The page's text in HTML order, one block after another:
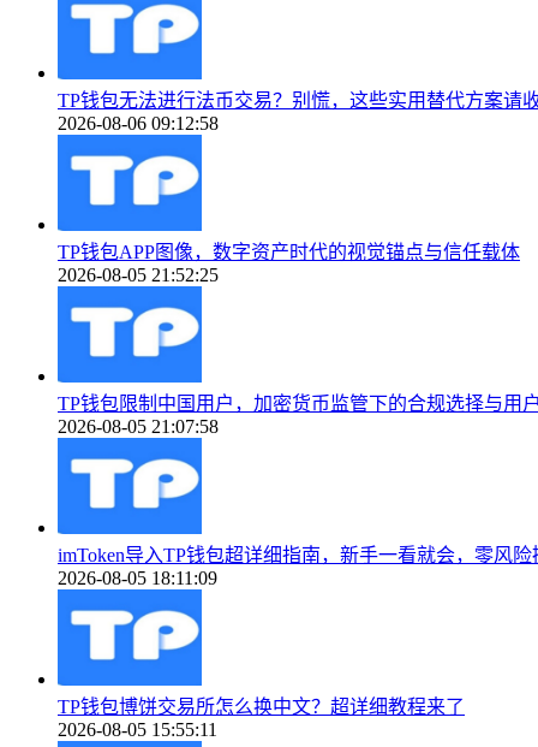
TP钱包无法进行法币交易？别慌，这些实用替代方案请
2026-08-06 09:12:58
TP钱包APP图像，数字资产时代的视觉锚点与信任载体
2026-08-05 21:52:25
TP钱包限制中国用户，加密货币监管下的合规选择与用
2026-08-05 21:07:58
imToken导入TP钱包超详细指南，新手一看就会，零风险
2026-08-05 18:11:09
TP钱包博饼交易所怎么换中文？超详细教程来了
2026-08-05 15:55:11